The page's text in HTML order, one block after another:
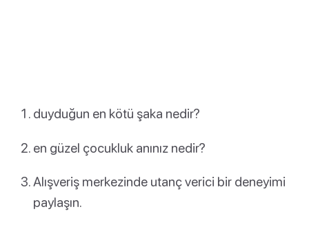
duyduğun en kötü şaka nedir?
en güzel çocukluk anınız nedir?
Alışveriş merkezinde utanç verici bir deneyimi
paylaşın.